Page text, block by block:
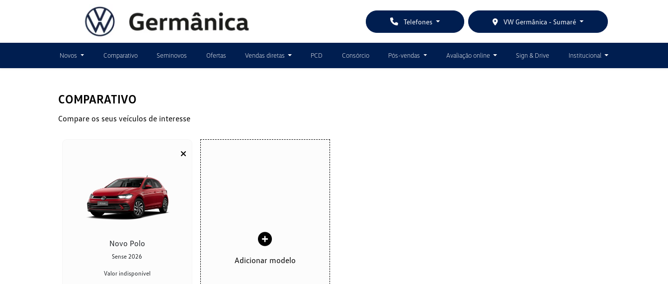
Telefones VW Germânica - Sumaré
Novos Comparativo Seminovos Ofertas Vendas diretas PCD Consórcio Pós-vendas Avaliação online Sign & Drive Institucional
COMPARATIVO
Compare os seus veículos de interesse
Novo Polo
Sense 2026
Valor indisponível
Adicionar modelo